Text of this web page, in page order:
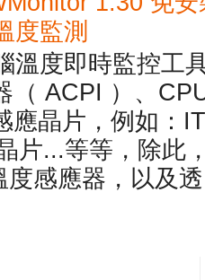
度監測
溫度即時監控工
（ ACPI ）、
應晶片，例如：
片...等等，除此
度感應器，以及